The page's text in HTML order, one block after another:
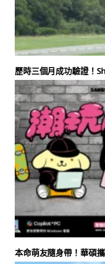
歷時三個月成功驗證！
本命萌友隨身帶！華碩